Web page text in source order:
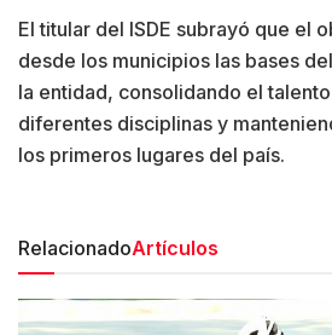
El titular del ISDE subrayó que el
desde los municipios las bases
la entidad, consolidando el
diferentes disciplinas y
los primeros lugares del país.
RelacionadoArtículos